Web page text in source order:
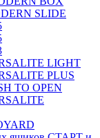
SLIDE
LIGHT
PLUS
TO OPEN